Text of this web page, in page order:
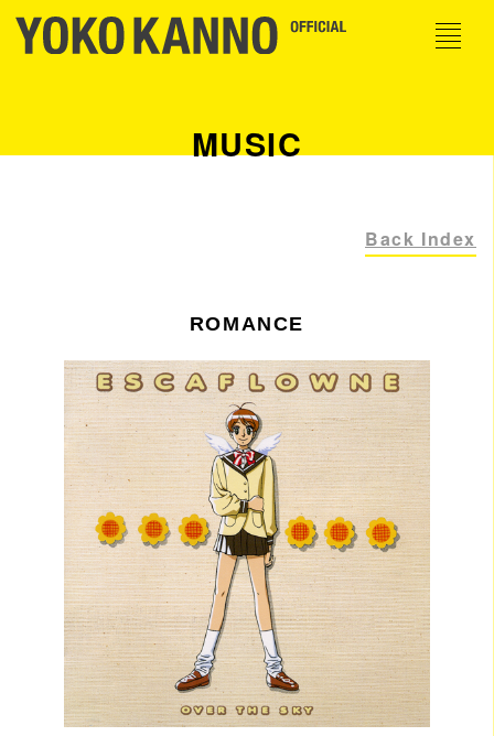
MUSIC
Back Index
ROMANCE